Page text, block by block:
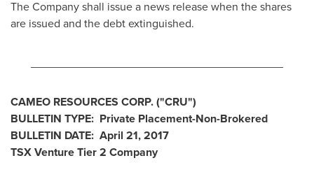
The Company shall issue a news release when the shares
are issued and the debt extinguished.
CAMEO RESOURCES CORP.("CRU")
BULLETIN TYPE: Private Placement-Non-Brokered
BULLETIN DATE: April 21, 2017
TSX Venture Tier 2 Company